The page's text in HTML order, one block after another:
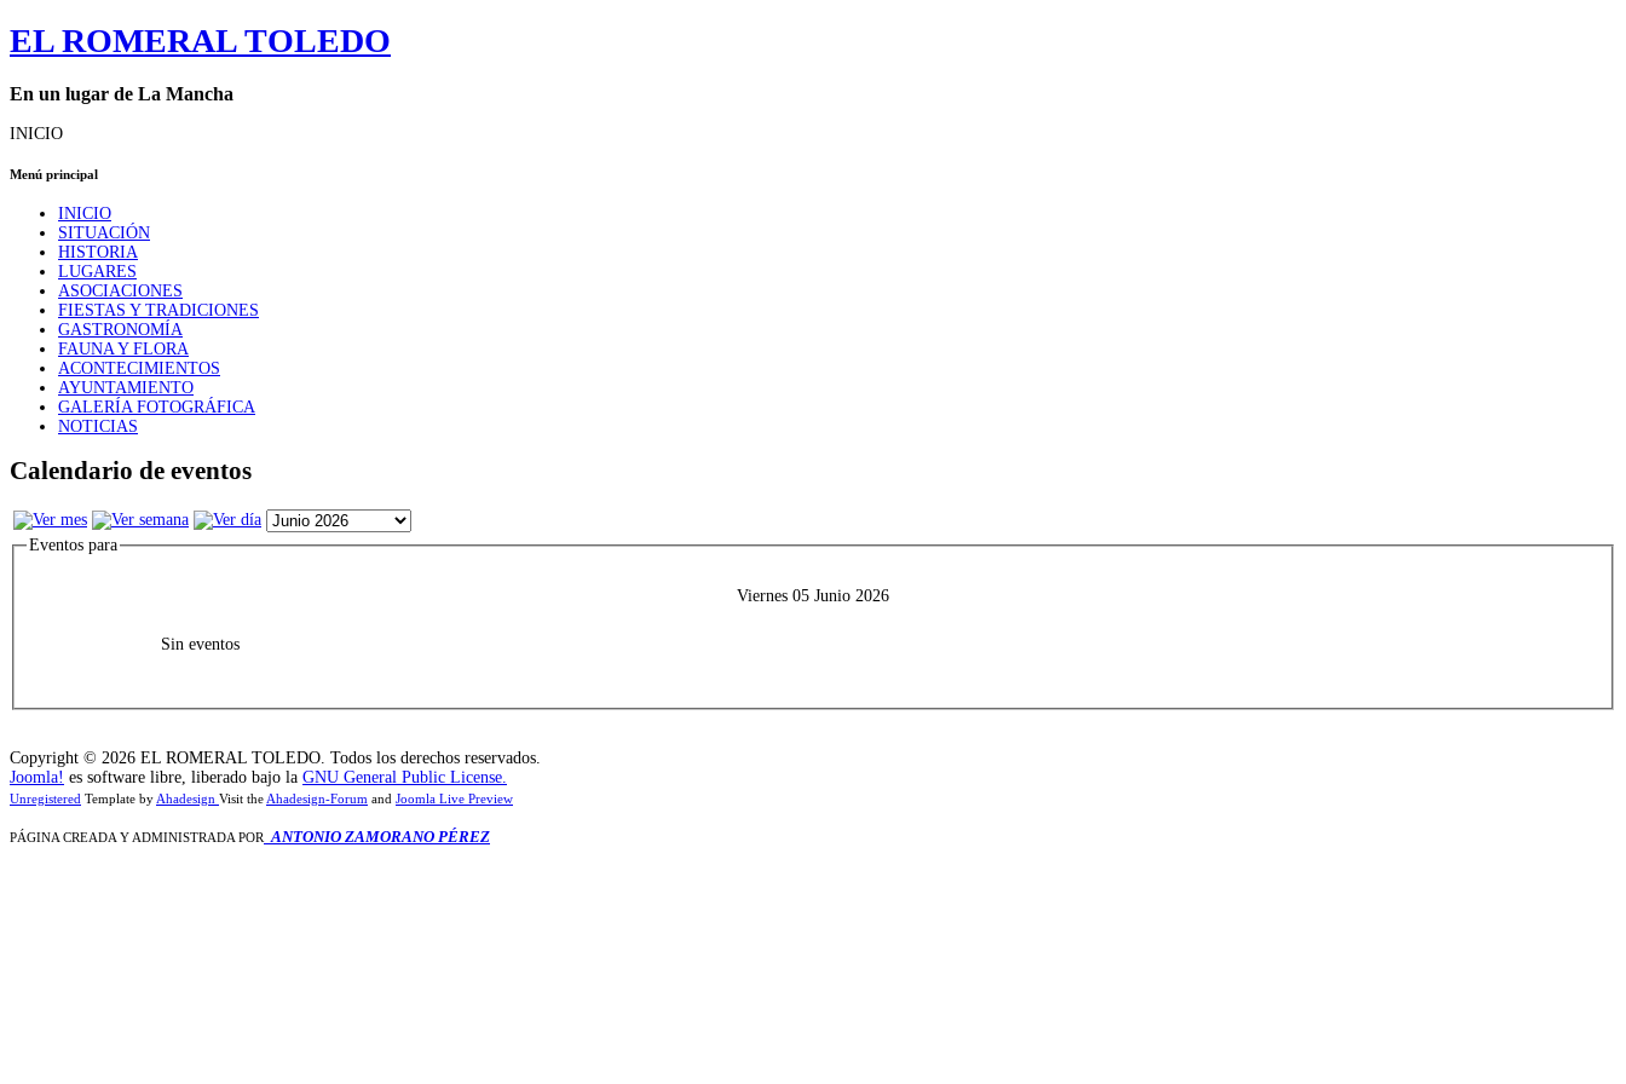
EL ROMERAL TOLEDO
En un lugar de La Mancha
INICIO
Menú principal
INICIO
SITUACIÓN
HISTORIA
LUGARES
ASOCIACIONES
FIESTAS Y TRADICIONES
GASTRONOMÍA
FAUNA Y FLORA
ACONTECIMIENTOS
AYUNTAMIENTO
GALERÍA FOTOGRÁFICA
NOTICIAS
Calendario de eventos
Eventos para
Viernes 05 Junio 2026
Sin eventos
Copyright © 2026 EL ROMERAL TOLEDO. Todos los derechos reservados.
Joomla! es software libre, liberado bajo la GNU General Public License.
Unregistered Template by Ahadesign Visit the Ahadesign-Forum and Joomla Live Preview
PÁGINA CREADA Y ADMINISTRADA POR ANTONIO ZAMORANO PÉREZ